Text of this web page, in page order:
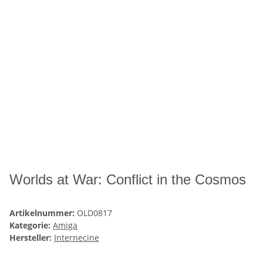
Worlds at War: Conflict in the Cosmos
Artikelnummer: OLD0817
Kategorie: Amiga
Hersteller: Internecine